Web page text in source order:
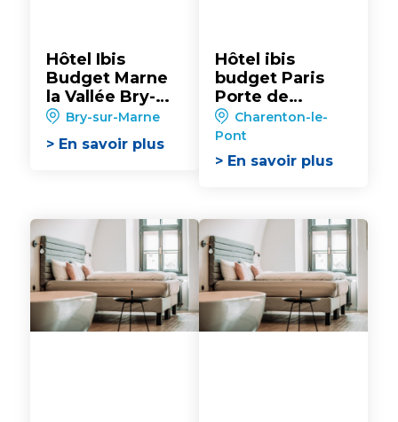
Hôtel Ibis
Budget Marne
la Vallée Bry-
sur-Marne**
Bry-sur-Marne
> En savoir plus
Hôtel ibis
budget Paris
Porte de
Bercy**
Charenton-le-
Pont
> En savoir plus